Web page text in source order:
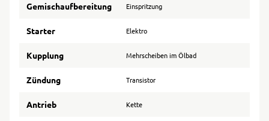
Gemischaufbereitung Einspritzung
Starter Elektro
Kupplung Mehrscheiben im Ölbad
Zündung Transistor
Antrieb Kette